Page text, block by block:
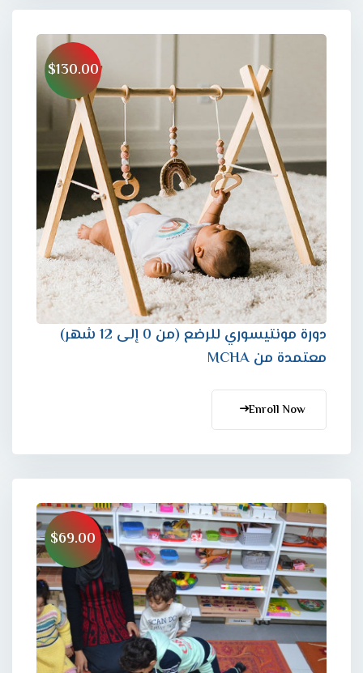
$130.00
دورة مونتيسوري للرضع (من 0 إلى 12 شهر)
معتمدة من MCHA
Enroll Now
$69.00